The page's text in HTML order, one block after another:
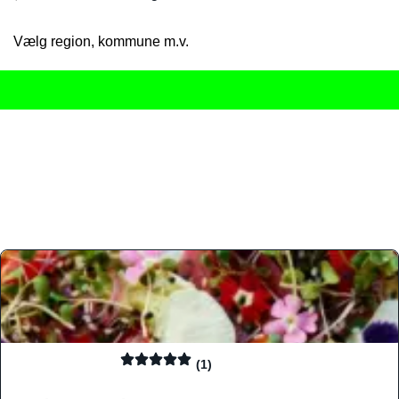
Vælg region, kommune m.v.
(1)